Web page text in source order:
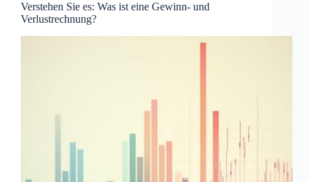
Verstehen Sie es: Was ist eine Gewinn- und
Verlustrechnung?